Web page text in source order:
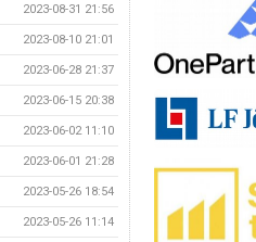
2023-08-31 21:56
2023-08-10 21:01
2023-06-28 21:37
2023-06-15 20:38
2023-06-02 11:10
2023-06-01 21:28
2023-05-26 18:54
2023-05-26 11:14